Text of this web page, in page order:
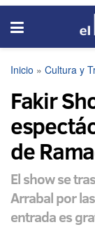
Inicio » Cultura y
Fakir
de
El show se
Arrabal por
entrada es